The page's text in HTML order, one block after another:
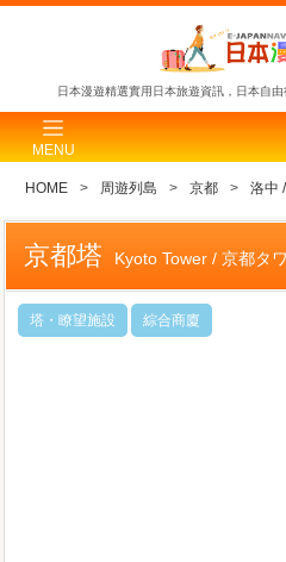
日本漫遊精選實用日本旅遊資訊，日本自由
MENU
HOME 周遊列島 京都 洛中
京都塔 Kyoto Tower / 京都タ
塔・瞭望施設 綜合商廈